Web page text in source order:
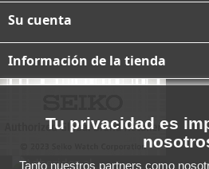
Su cuenta
Información de la tienda
Tu privacidad es
Tanto nuestros partners como